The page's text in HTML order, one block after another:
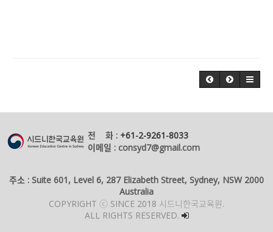
전 화 : +61-2-9261-8033
이메일 : consyd7@gmail.com
주소 : Suite 601, Level 6, 287 Elizabeth Street, Sydney, NSW 2000
Australia
COPYRIGHT ⓒ SINCE 2018 시드니한국교육원.
ALL RIGHTS RESERVED.